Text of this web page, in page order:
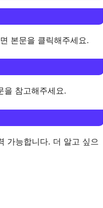
본문을 클릭해주세요.
을 참고해주세요.
가능합니다. 더 알고 싶으